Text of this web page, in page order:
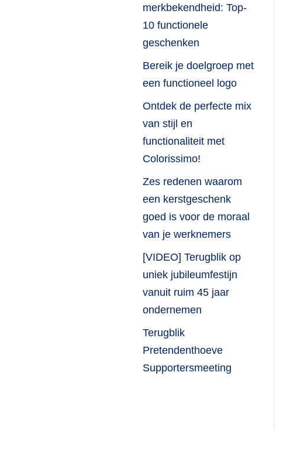
merkbekendheid: Top-
10 functionele
geschenken
Bereik je doelgroep met
een functioneel logo
Ontdek de perfecte mix
van stijl en
functionaliteit met
Colorissimo!
Zes redenen waarom
een kerstgeschenk
goed is voor de moraal
van je werknemers
[VIDEO] Terugblik op
uniek jubileumfestijn
vanuit ruim 45 jaar
ondernemen
Terugblik
Pretendenthoeve
Supportersmeeting